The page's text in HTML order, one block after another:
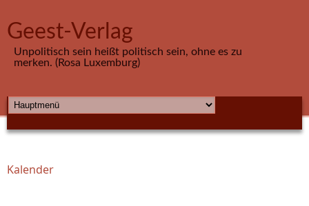
Geest-Verlag
Unpolitisch sein heißt politisch sein, ohne es zu
merken. (Rosa Luxemburg)
HAUPTMENÜ
Sie sind hier
Kalender